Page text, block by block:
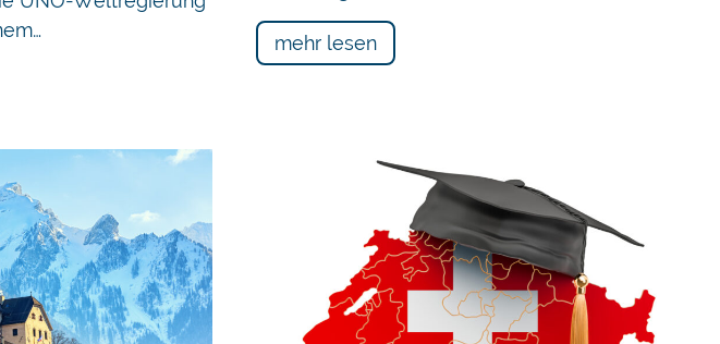
mehr lesen